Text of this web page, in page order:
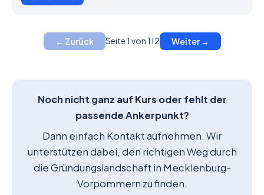
← Zurück Seite 1 von 112 Weiter →
Noch nicht ganz auf Kurs oder fehlt der
passende Ankerpunkt?
Dann einfach Kontakt aufnehmen. Wir
unterstützen dabei, den richtigen Weg durch
die Gründungslandschaft in Mecklenburg-
Vorpommern zu finden.